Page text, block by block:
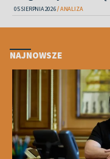
05 SIERPNIA 2026 ANALIZA
NAJNOWSZE